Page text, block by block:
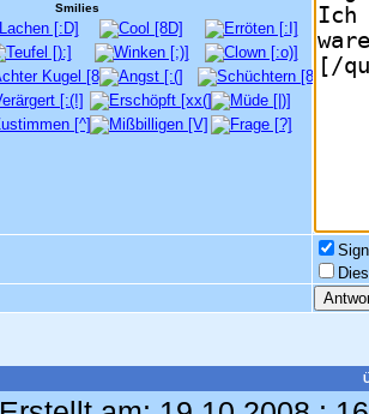
Smilies